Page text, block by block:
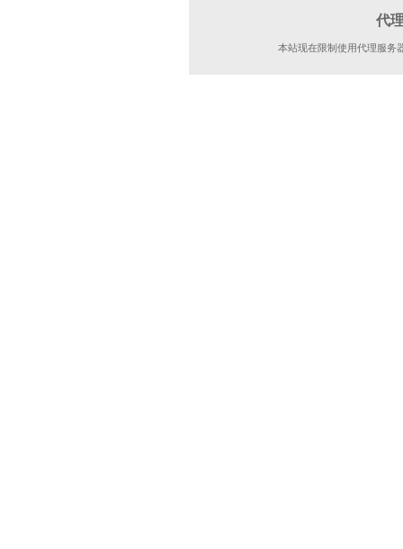
代
本站现在限制使用代理服务